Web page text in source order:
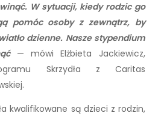
W sytuacji, kiedy rodzic go
pomóc osoby z zewnątrz, by
dzienne. Nasze stypendium
— mówi Elżbieta Jackiewicz,
Skrzydła z Caritas
kwalifikowane są dzieci z rodzin,